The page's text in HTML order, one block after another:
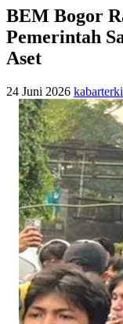
BEM Bogor
Pemerintah
Aset
24 Juni 2026